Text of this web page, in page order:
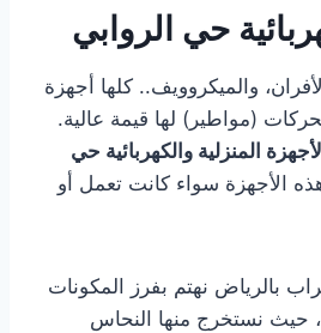
حي الروابي
والميكروويف.. كلها أجهزة
(مواطير) لها قيمة عالية.
المنزلية والكهربائية حي
الأجهزة سواء كانت تعمل أو
بالرياض نهتم بفرز المكونات
حيث نستخرج منها النحاس